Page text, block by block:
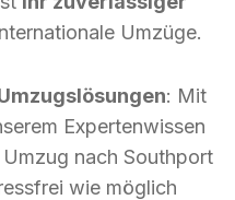
Umzüge.
: Mit
Expertenwissen
nach Southport
wie möglich